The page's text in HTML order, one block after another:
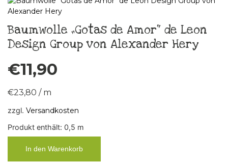
Baumwolle „Gotas de Amor“ de Leon
Design Group von Alexander Hery
€11,90
€23,80 / m
zzgl. Versandkosten
Produkt enthält: 0,5 m
In den Warenkorb